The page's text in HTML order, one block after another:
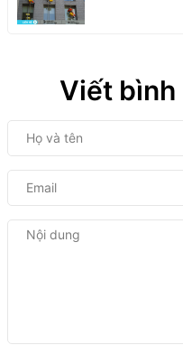
Viết bình